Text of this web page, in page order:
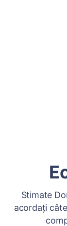
Stimate
acordați